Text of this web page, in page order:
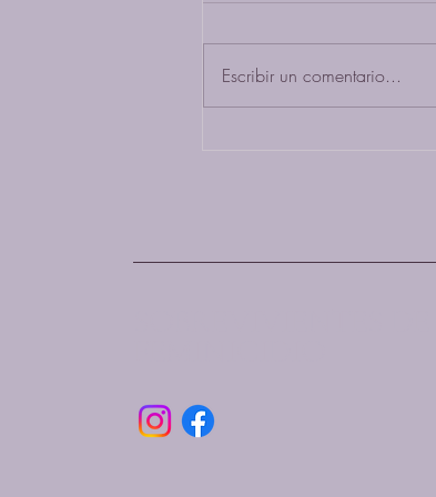
Escribir un comentario...